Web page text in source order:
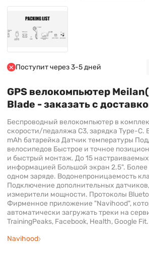
Поступит через 3-5 дней
GPS велокомпьютер
Blade - заказать с
Беспроводный велокомпьютер в
скорости/педаляжа C3, зарядка Type-C.
mAh батарейка Датчик температуры
велосипедов Быстрое и точное
и быстрый монтаж. До 15
информацией Большой экран 2.5". Более
одном заряде. Водонепроницаемость
Подключение дополнительных
измерители мощности. Протоколы
Фирменное приложение "Navihood",
автоматически загружать треки на
TrainingPeaks, Facebook, Health, Google Fit.
Navihood